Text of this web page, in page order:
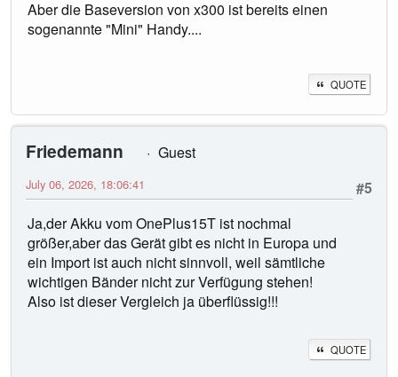
Aber die Baseversion von x300 ist bereits einen
sogenannte "Mini" Handy....
QUOTE
Friedemann
Guest
#5
July 06, 2026, 18:06:41
Ja,der Akku vom OnePlus15T ist nochmal
größer,aber das Gerät gibt es nicht in Europa und
ein Import ist auch nicht sinnvoll, weil sämtliche
wichtigen Bänder nicht zur Verfügung stehen!
Also ist dieser Vergleich ja überflüssig!!!
QUOTE